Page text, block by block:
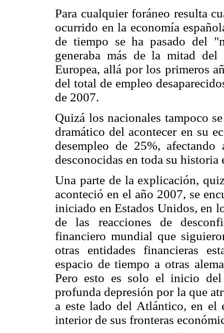
Para cualquier foráneo resulta
ocurrido en la economía
de tiempo se ha pasado del
generaba más de la mitad
Europea, allá por los primeros
del total de empleo
de 2007.
Quizá los nacionales tampoco
dramático del acontecer en su
desempleo de 25%,
desconocidas en toda su historia
Una parte de la explicación,
aconteció en el año 2007, se
iniciado en Estados Unidos, en
de las reacciones de
financiero mundial que
otras entidades financieras
espacio de tiempo a otras
Pero esto es solo el inicio
profunda depresión por la que
a este lado del Atlántico, en el
interior de sus fronteras